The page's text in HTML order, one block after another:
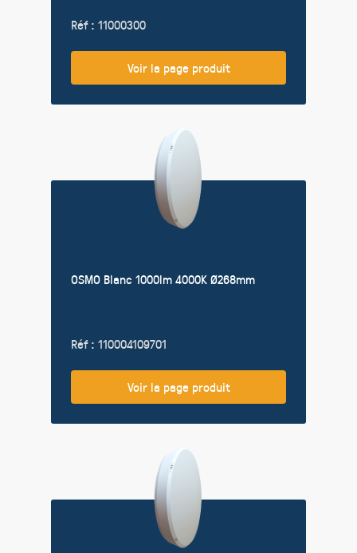
Réf : 11000300
Voir la page produit
OSMO Blanc 1000lm 4000K Ø268mm
Réf : 110004109701
Voir la page produit